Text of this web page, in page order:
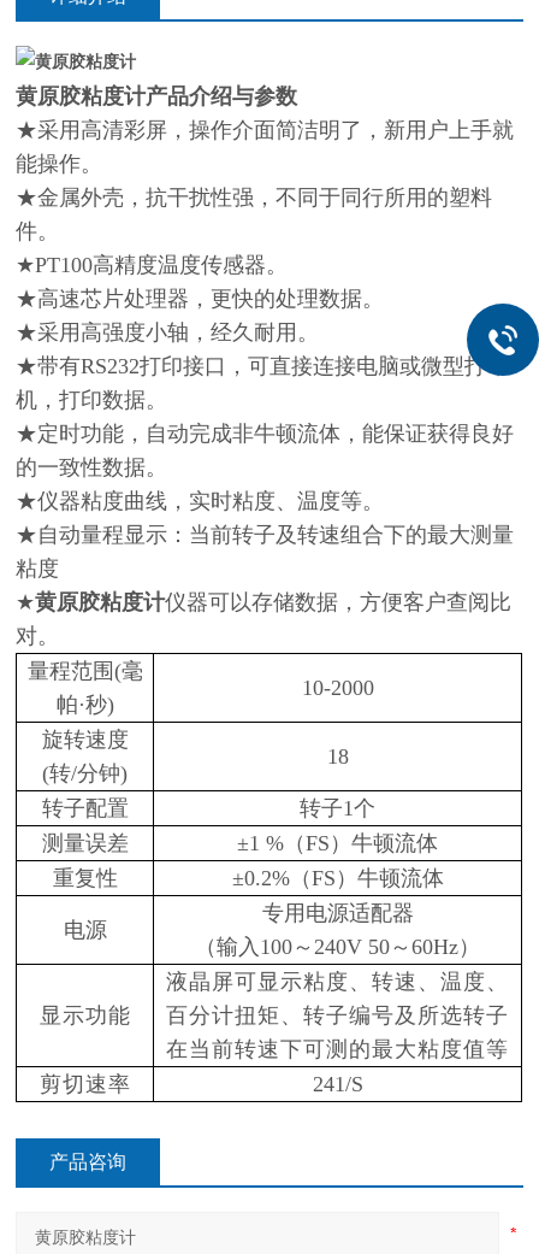
黄原胶粘度计产品介绍与参数
★采用高清彩屏，操作介面简洁明了，新用户上手就
能操作。
★金属外壳，抗干扰性强，不同于同行所用的塑料
件。
★PT100高精度温度传感器。
★高速芯片处理器，更快的处理数据。
★采用高强度小轴，经久耐用。
★带有RS232打印接口，可直接连接电脑或微型打印
机，打印数据。
★定时功能，自动完成非牛顿流体，能保证获得良好
的一致性数据。
★仪器粘度曲线，实时粘度、温度等。
★自动量程显示：当前转子及转速组合下的最大测量
粘度
★黄原胶粘度计仪器可以存储数据，方便客户查阅比
对。
量程范围 (毫
帕·秒)
10-2000
旋转速度
(转/分钟)
18
转子配置
转子1个
测量误差
±1 %（FS）牛顿流体
重复性
±0.2%（FS）牛顿流体
电源
专用电源适配器
（输入100～240V 50～60Hz）
显示功能
液晶屏可显示粘度、转速、温度、
百分计扭矩、转子编号及所选转子
在当前转速下可测的最大粘度值等
剪切速率
241/S
产品咨询